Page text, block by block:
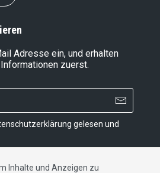
Adresse ein, und erhalten
zuerst.
gelesen und
Inhalte und Anzeigen zu